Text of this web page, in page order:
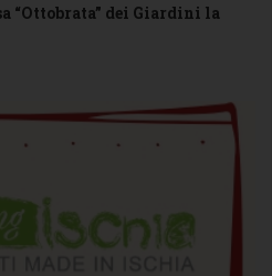
“Ottobrata” dei Giardini la